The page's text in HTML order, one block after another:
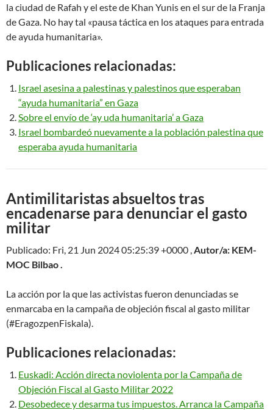
la ciudad de Rafah y el este de Khan Yunis en el sur de la Franja
de Gaza. No hay tal «pausa táctica en los ataques para entrada
de ayuda humanitaria».
Publicaciones relacionadas:
Israel asesina a palestinas y palestinos que esperaban
“ayuda humanitaria” en Gaza
Sobre el envío de ‘ay uda humanitaria’ a Gaza
Israel bombardeó nuevamente a la población palestina que
esperaba ayuda humanitaria
Antimilitaristas absueltos tras
encadenarse para denunciar el gasto
militar
Publicado: Fri, 21 Jun 2024 05:25:39 +0000 ,Autor/a: KEM-
MOC Bilbao .
La acción por la que las activistas fueron denunciadas se
enmarcaba en la campaña de objeción fiscal al gasto militar
(#EragozpenFiskala).
Publicaciones relacionadas:
Euskadi: Acción directa noviolenta por la Campaña de
Objeción Fiscal al Gasto Militar 2022
Desobedece y desarma tus impuestos. Arranca la Campaña